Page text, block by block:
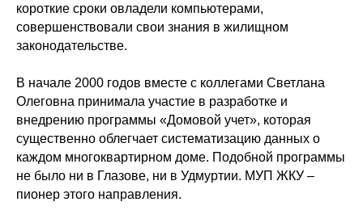
короткие сроки овладели компьютерами,
совершенствовали свои знания в жилищном
законодательстве.
В начале 2000 годов вместе с коллегами Светлана
Олеговна принимала участие в разработке и
внедрению программы «Домовой учет», которая
существенно облегчает систематизацию данных о
каждом многоквартирном доме. Подобной программы
не было ни в Глазове, ни в Удмуртии. МУП ЖКУ –
пионер этого направления.